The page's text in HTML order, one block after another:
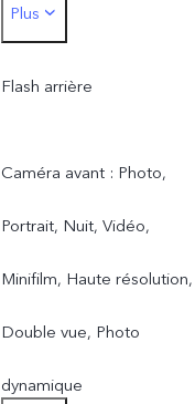
f/2.0 ; champ de vision
(caméra grand angle
50 MP)
Plus
Flash arrière
Caméra avant : Photo,
Portrait, Nuit, Vidéo,
Minifilm, Haute résolution,
Double vue, Photo
dynamique